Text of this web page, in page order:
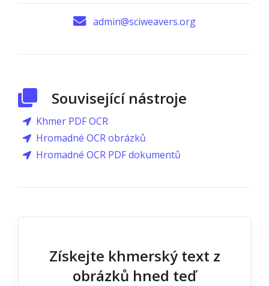
admin@sciweavers.org
Související nástroje
Khmer PDF OCR
Hromadné OCR obrázků
Hromadné OCR PDF dokumentů
Získejte khmerský text z
obrázků hned teď